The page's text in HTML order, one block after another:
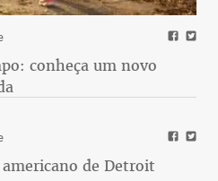
conheça um novo
de Detroit